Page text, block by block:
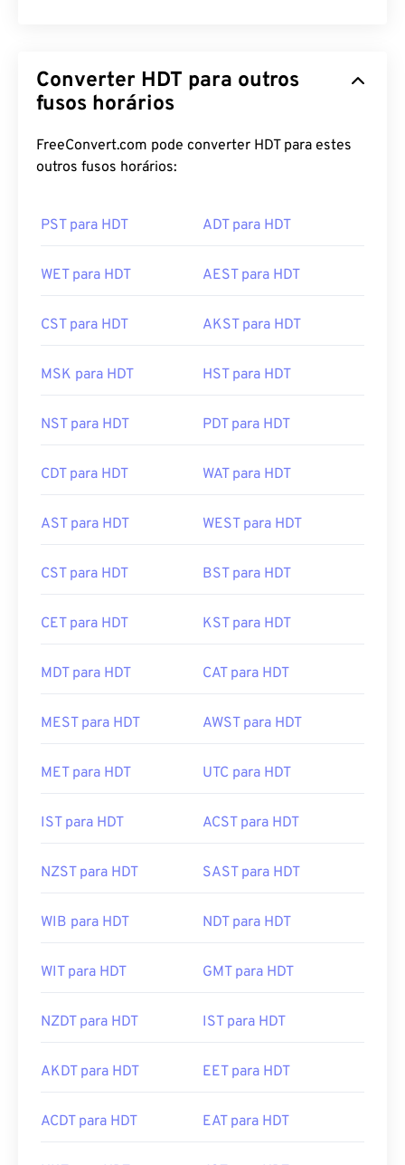
Converter HDT para outros
fusos horários
FreeConvert.com pode converter HDT para estes
outros fusos horários:
PST para HDT ADT para HDT
WET para HDT AEST para HDT
CST para HDT AKST para HDT
MSK para HDT HST para HDT
NST para HDT PDT para HDT
CDT para HDT WAT para HDT
AST para HDT WEST para HDT
CST para HDT BST para HDT
CET para HDT KST para HDT
MDT para HDT CAT para HDT
MEST para HDT AWST para HDT
MET para HDT UTC para HDT
IST para HDT ACST para HDT
NZST para HDT SAST para HDT
WIB para HDT NDT para HDT
WIT para HDT GMT para HDT
NZDT para HDT IST para HDT
AKDT para HDT EET para HDT
ACDT para HDT EAT para HDT